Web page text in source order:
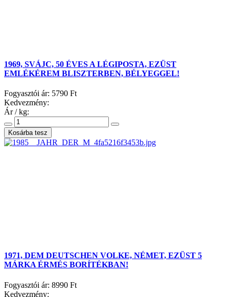
1969, SVÁJC, 50 ÉVES A LÉGIPOSTA, EZÜST
EMLÉKÉREM BLISZTERBEN, BÉLYEGGEL!
Fogyasztói ár: 5790 Ft
Kedvezmény:
Ár / kg:
1971, DEM DEUTSCHEN VOLKE, NÉMET, EZÜST 5
MÁRKA ÉRMÉS BORÍTÉKBAN!
Fogyasztói ár: 8990 Ft
Kedvezmény: